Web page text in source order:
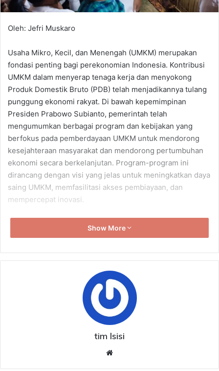
Oleh: Jefri Muskaro
Usaha Mikro, Kecil, dan Menengah (UMKM) merupakan
fondasi penting bagi perekonomian Indonesia. Kontribusi
UMKM dalam menyerap tenaga kerja dan menyokong
Produk Domestik Bruto (PDB) telah menjadikannya tulang
punggung ekonomi rakyat. Di bawah kepemimpinan
Presiden Prabowo Subianto, pemerintah telah
mengumumkan berbagai program dan kebijakan yang
berfokus pada pemberdayaan UMKM untuk mendorong
kesejahteraan masyarakat dan mendorong pertumbuhan
ekonomi secara berkelanjutan. Program-program ini
dirancang dengan visi yang jelas untuk meningkatkan daya
saing UMKM, memfasilitasi akses pembiayaan, dan
mempercepat inovasi.
Langkah pertama yang menonjol adalah pemisahan
Kementerian Koperasi dan UMKM menjadi dua
perhatian dan pengelolaan UMKM semakin terarah dan
maksimal. Menteri UMKM 2024-2029, Maman
Abdurrahman, menjelaskan bahwa pemisahan ini
merupakan langkah strategis untuk mendukung
pertumbuhan sektor UMKM yang kian pesat. Dengan
adanya Kementerian UMKM yang berdiri sendiri, Maman
optimistis jumlah UMKM yang “naik kelas” akan meningkat
Show More
tim lsisi